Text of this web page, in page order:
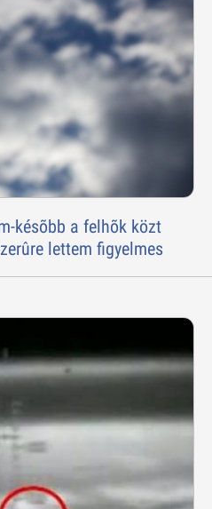
késõbb a felhõk közt
lettem figyelmes